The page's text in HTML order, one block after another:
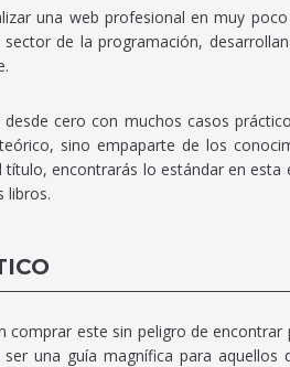
una web profesional en muy
de la programación,
cero con muchos casos
sino empaparte de los
encontrarás lo estándar en esta
libros.
comprar este sin peligro de encontrar
una guía magnífica para aquellos